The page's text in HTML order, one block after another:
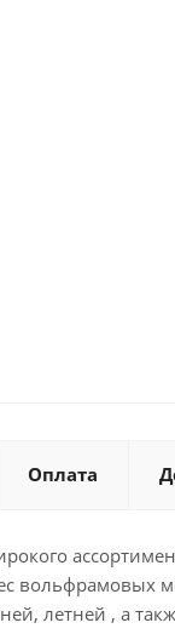
Оплата
летней , а